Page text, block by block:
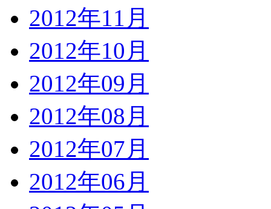
2012年11月
2012年10月
2012年09月
2012年08月
2012年07月
2012年06月